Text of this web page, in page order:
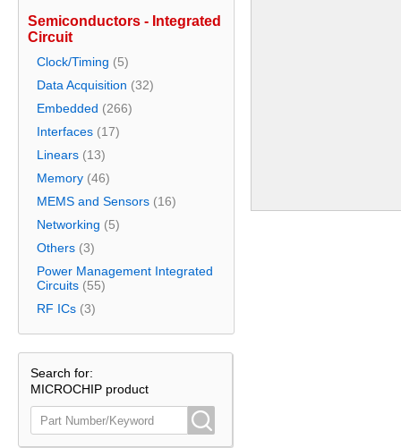
Semiconductors - Integrated
Circuit
Clock/Timing (5)
Data Acquisition (32)
Embedded (266)
Interfaces (17)
Linears (13)
Memory (46)
MEMS and Sensors (16)
Networking (5)
Others (3)
Power Management Integrated
Circuits (55)
RF ICs (3)
Search for:
MICROCHIP product